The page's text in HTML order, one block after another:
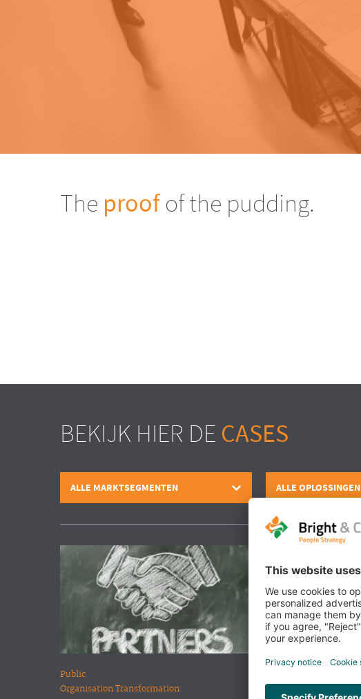
The proofof the pudding.
BEKIJK HIER DE CASES
ALLE MARKTSEGMENTEN ALLE OPLOSSINGEN
Public
Organisation Transformation
People Analytics